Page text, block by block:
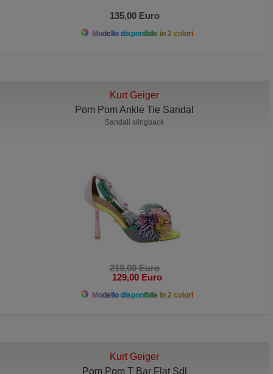
135,00 Euro
Modello disponibile in 2 colori
Kurt Geiger
Pom Pom Ankle Tie Sandal
Sandali slingback
219,00 Euro
129,00 Euro
Modello disponibile in 2 colori
Kurt Geiger
Pom Pom T Bar Flat Sdl